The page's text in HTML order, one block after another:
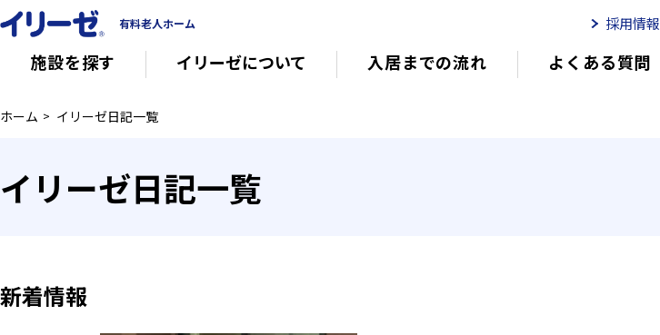
有料老人ホーム
施設を探す イリーゼについて
イリーゼについて
入居までの流れ よくある質問
意外と知らない介護保険の基本
採用情報
ホーム イリーゼ日記一覧
イリーゼ日記一覧
新着情報